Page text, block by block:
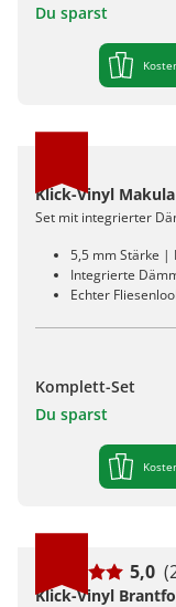
Du sparst
Klick-Vinyl
Set mit integrierter
5,5 mm Stärke |
Integrierte
Echter
Komplett-Set
Du sparst
5,0
Klick-Vinyl